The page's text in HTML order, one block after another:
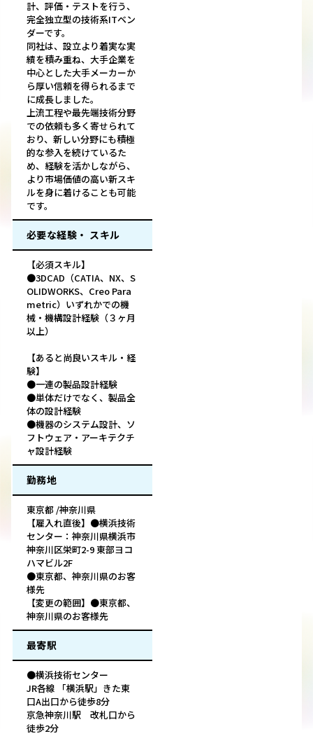
計、評価・テストを行う、
完全独立型の技術系ITベン
ダーです。
同社は、設立より着実な実
績を積み重ね、大手企業を
中心とした大手メーカーか
ら厚い信頼を得られるまで
に成長しました。
上流工程や最先端技術分野
での依頼も多く寄せられて
おり、新しい分野にも積極
的な参入を続けているた
め、経験を活かしながら、
より市場価値の高い新スキ
ルを身に着けることも可能
です。
必要な経験・ スキル
【必須スキル】
●3DCAD（CATIA、NX、S
OLIDWORKS、Creo Para
metric）いずれかでの機
械・機構設計経験（３ヶ月
以上）
【あると尚良いスキル・経
験】
●一連の製品設計経験
●単体だけでなく、製品全
体の設計経験
●機器のシステム設計、ソ
フトウェア・アーキテクチ
ャ設計経験
勤務地
東京都 /神奈川県
【雇入れ直後】●横浜技術
センター：神奈川県横浜市
神奈川区栄町2-9 東部ヨコ
ハマビル2F
●東京都、神奈川県のお客
様先
【変更の範囲】●東京都、
神奈川県のお客様先
最寄駅
●横浜技術センター
JR各線 「横浜駅」きた東
口A出口から徒歩8分
京急神奈川駅 改札口から
徒歩2分